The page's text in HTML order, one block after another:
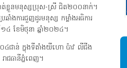
ាត់ខ្លួនមនុស្សប្រុស-ស្រី ជិត២០០នាក់។
ឆាំងការជួញដូរមនុស្ស កម្លាំងអធិការ
៤ ខែមិថុនា ឆ្នាំ២០២៤។
រ ០៤ជាន់ ក្នុងទីតាំងយីហោ ប៉ាវ លីជីង
ធានីភ្នំពេញ។